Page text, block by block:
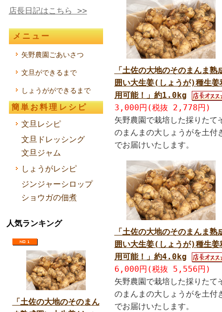
店長日記はこちら >>
メニュー
矢野農園ごあいさつ
文旦ができるまで
しょうがができるまで
簡単お料理レシピ
文旦レシピ
文旦ドレッシング
文旦ジャム
しょうがレシピ
ジンジャーシロップ
ショウガの佃煮
人気ランキング
「土佐の大地のそのまん
「土佐の大地のそのまんま熟
囲い大生姜(しょうが)種生姜
用可能！」約1.0kg
3,000円(税抜 2,778円)
矢野農園で栽培した採りたて
のまんまの大しょうがを土付
でお届けいたします。
「土佐の大地のそのまんま熟
囲い大生姜(しょうが)種生姜
用可能！」約4.0kg
6,000円(税抜 5,556円)
矢野農園で栽培した採りたて
のまんまの大しょうがを土付
でお届けいたします。